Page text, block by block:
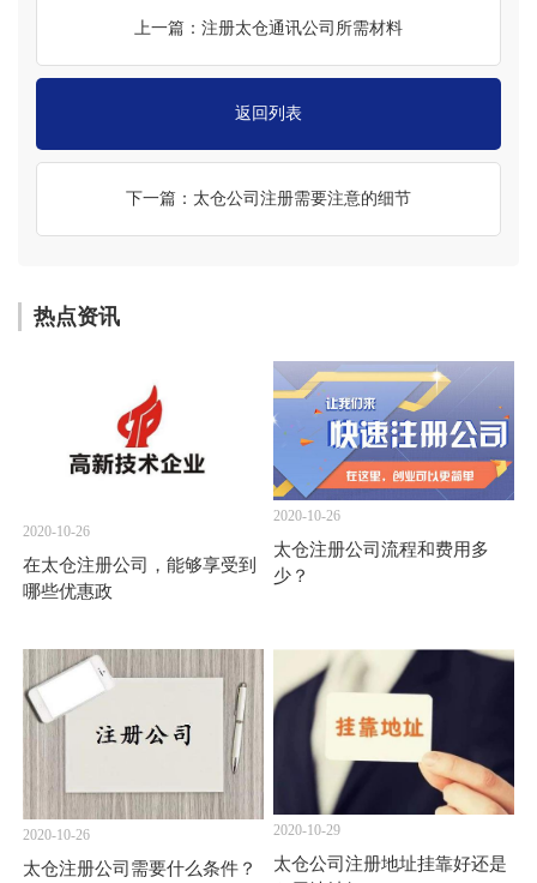
上一篇：注册太仓通讯公司所需材料
返回列表
下一篇：太仓公司注册需要注意的细节
热点资讯
2020-10-26
在太仓注册公司，能够享受到
哪些优惠政
2020-10-26
太仓注册公司流程和费用多
少？
2020-10-26
太仓注册公司需要什么条件？
2020-10-29
太仓公司注册地址挂靠好还是